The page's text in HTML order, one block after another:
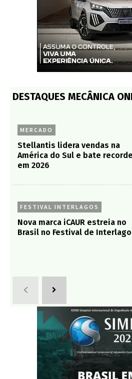
DESTAQUES MECÂNICA
MERCADO
Stellantis lidera vendas na
América do Sul e bate
em 2026
FESTIVAL INTERLAGOS
Nova marca iCAUR estreia no
Brasil no Festival de